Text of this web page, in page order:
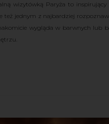
wizytówką Paryża to inspirujący
też jednym z najbardziej
wygląda w barwnych lub